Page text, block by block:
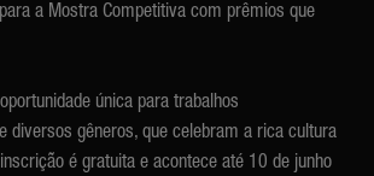
a Mostra Competitiva com prêmios que
única para trabalhos
diversos gêneros, que celebram a rica cultura
é gratuita e acontece até 10 de junho